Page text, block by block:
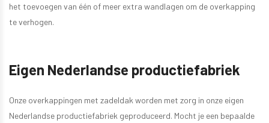
het toevoegen van één of meer extra wandlagen om de overkapping
te verhogen.
Eigen Nederlandse productiefabriek
Onze overkappingen met zadeldak worden met zorg in onze eigen
Nederlandse productiefabriek geproduceerd. Mocht je een bepaalde